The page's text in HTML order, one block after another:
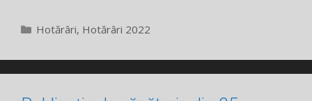
Categorii
Hotărâri, Hotărâri 2022